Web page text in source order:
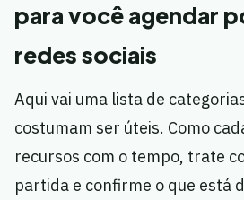
para você agendar
redes sociais
Aqui vai uma lista de
costumam ser úteis. Como
recursos com o tempo, trate
partida e confirme o que está